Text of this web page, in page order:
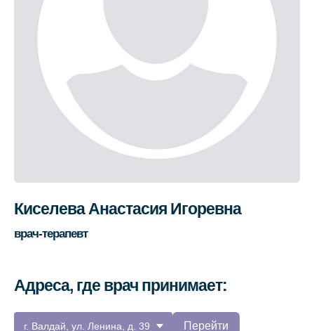
Киселева Анастасия Игоревна
врач-терапевт
Адреса, где врач принимает:
г. Валдай, ул. Ленина, д. 39 Перейти